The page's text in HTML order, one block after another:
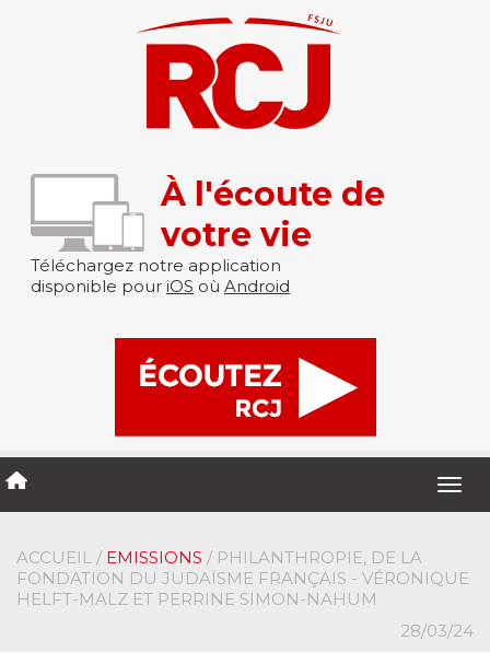
À l'écoute de
votre vie
Téléchargez notre application
disponible pour iOS où Android
ACCUEIL / EMISSIONS / PHILANTHROPIE, DE LA
FONDATION DU JUDAÏSME FRANÇAIS - VÉRONIQUE
HELFT-MALZ ET PERRINE SIMON-NAHUM
28/03/24